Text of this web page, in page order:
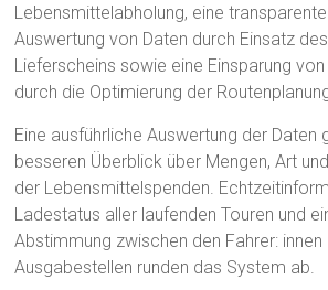
Lebensmittelabholung, eine
Auswertung von Daten durch Einsatz
Lieferscheins sowie eine Einsparung
durch die Optimierung der
Eine ausführliche Auswertung der Daten
besseren Überblick über Mengen, Art
der Lebensmittelspenden.
Ladestatus aller laufenden Touren und
Abstimmung zwischen den Fahrer:
Ausgabestellen runden das System ab.